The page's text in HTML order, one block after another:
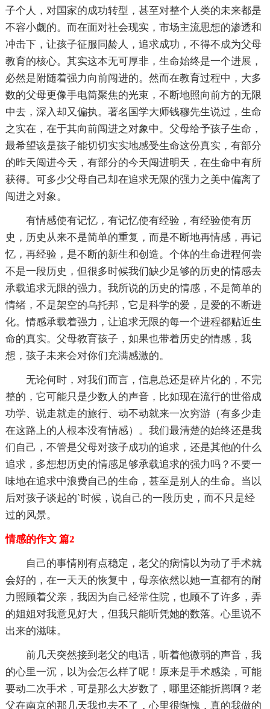
子个人，对国家的成功转型，甚至对整个人类的未来都是
不容小觑的。而在面对社会现实，市场主流思想的渗透和
冲击下，让孩子征服同龄人，追求成功，不得不成为父母
教育的核心。其实这本无可厚非，生命始终是一个进展，
必然是附随着强力向前闯进的。然而在教育过程中，大多
数的父母更像手电筒聚焦的光束，不断地照向前方的无限
中去，深入却又偏执。著名国学大师钱穆先生说过，生命
之实在，在于其向前闯进之对象中。父母给予孩子生命，
最希望该是孩子能切切实实地感受生命这份真实，有部分
的昨天闯进今天，有部分的今天闯进明天，在生命中有所
获得。可多少父母自己却在追求无限的强力之美中偏离了
闯进之对象。
有情感使有记忆，有记忆使有经验，有经验使有历
史，历史从来不是简单的重复，而是不断地再情感，再记
忆，再经验，是不断的新生和创造。个体的生命进程何尝
不是一段历史，但很多时候我们缺少足够的历史的情感去
承载追求无限的强力。我所说的历史的情感，不是简单的
情绪，不是架空的乌托邦，它是科学的爱，是爱的不断进
化。情感承载着强力，让追求无限的每一个进程都贴近生
命的真实。父母教育孩子，如果也带着历史的情感，我
想，孩子未来会对你们充满感激的。
无论何时，对我们而言，信息总还是碎片化的，不完
整的，它可能只是少数人的声音，比如现在流行的世俗成
功学、说走就走的旅行、动不动就来一次穷游（有多少走
在这路上的人根本没有情感）。我们最清楚的始终还是我
们自己，不管是父母对孩子成功的追求，还是其他的什么
追求，多想想历史的情感足够承载追求的强力吗？不要一
味地在追求中浪费自己的生命，甚至是别人的生命。当以
后对孩子谈起的`时候，说自己的一段历史，而不只是经
过的风景。
情感的作文 篇2
自己的事情刚有点稳定，老父的病情以为动了手术就
会好的，在一天天的恢复中，母亲依然以她一直都有的耐
力照顾着父亲，我因为自己经常住院，也顾不了许多，弄
的姐姐对我意见好大，但我只能听凭她的数落。心里说不
出来的滋味。
前几天突然接到老父的电话，听着他微弱的声音，我
的心里一沉，以为会怎么样了呢！原来是手术感染，可能
要动二次手术，可是那么大岁数了，哪里还能折腾啊？老
父在南京的那几天我也去不了，心里很惭愧，真的我做的